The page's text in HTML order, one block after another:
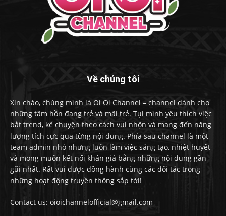
Về chúng tôi
Xin chào, chúng mình là Oi Oi Channel – channel dành cho
những tâm hồn đang trẻ và mãi trẻ. Tụi mình yêu thích việc
bắt trend, kể chuyện theo cách vui nhộn và mang đến năng
lượng tích cực qua từng nội dung. Phía sau channel là một
team admin nhỏ nhưng luôn làm việc sáng tạo, nhiệt huyết
và mong muốn kết nối khán giả bằng những nội dung gần
gũi nhất. Rất vui được đồng hành cùng các đối tác trong
những hoạt động truyền thông sắp tới!
Contact us: oioichannelofficial@gmail.com